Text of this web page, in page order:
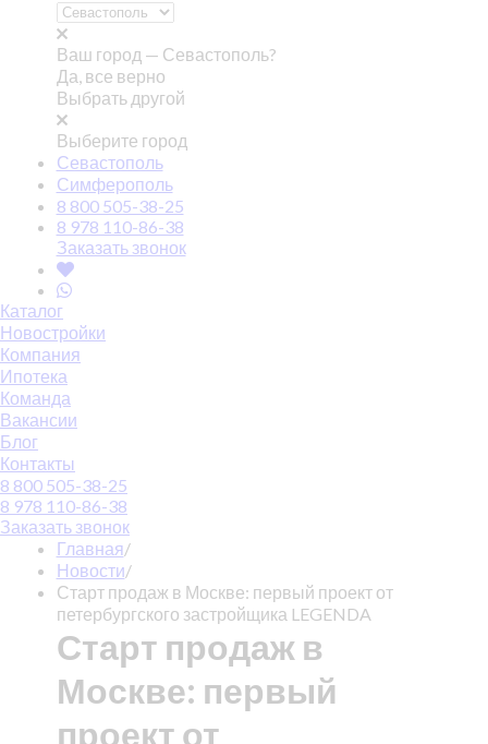
Ваш город — Севастополь?
Да, все верно
Выбрать другой
Выберите город
Севастополь
Симферополь
8 800 505-38-25
8 978 110-86-38
Заказать звонок
Каталог
Новостройки
Компания
Ипотека
Команда
Вакансии
Блог
Контакты
8 800 505-38-25
8 978 110-86-38
Заказать звонок
Главная/
Новости/
Старт продаж в Москве: первый проект от
петербургского застройщика LEGENDA
Старт продаж в
Москве: первый
проект от